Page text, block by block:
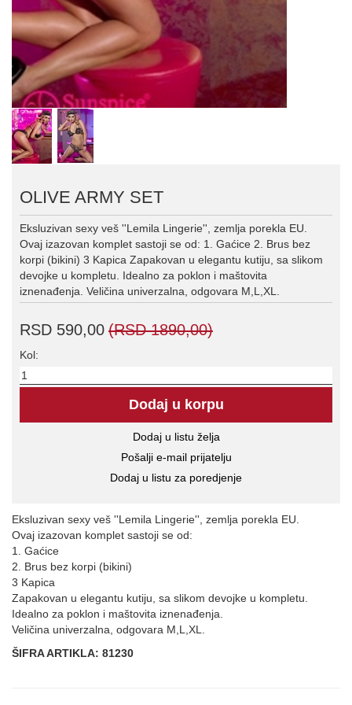
OLIVE ARMY SET
Eksluzivan sexy veš ''Lemila Lingerie'', zemlja porekla EU.
Ovaj izazovan komplet sastoji se od: 1. Gaćice 2. Brus bez
korpi (bikini) 3 Kapica Zapakovan u elegantu kutiju, sa slikom
devojke u kompletu. Idealno za poklon i maštovita
iznenađenja. Veličina univerzalna, odgovara M,L,XL.
RSD 590,00 (RSD 1890,00)
Kol:
Eksluzivan sexy veš ''Lemila Lingerie'', zemlja porekla EU.
Ovaj izazovan komplet sastoji se od:
1. Gaćice
2. Brus bez korpi (bikini)
3 Kapica
Zapakovan u elegantu kutiju, sa slikom devojke u kompletu.
Idealno za poklon i maštovita iznenađenja.
Veličina univerzalna, odgovara M,L,XL.
ŠIFRA ARTIKLA: 81230